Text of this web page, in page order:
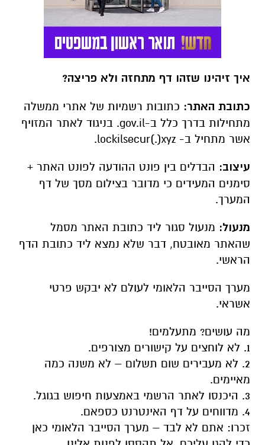
איך זיהינו שזהו דף מתחזה ולא פריצה?
כתובת האתר: כתובות רשמיות של אתרי ממשלה
מתחילות בדרך כלל ב-gov.il. בניגוד לאתר המזויף
אשר מתחיל ב- lockilsecur(.)xyz.
עיצוב: הבדלים בין פונט ההודעה לפונט האתר +
סימנים המעידים כי מדובר בצילום מסך של דף
המערך.
מנעול: מנעול סגור ליד כתובת האתר מסמל
שהאתר מאובטח, דבר שלא נמצא ליד כתובת הדף
הראשי.
מערך הסייבר הלאומי לעולם לא יבקש פרטי
אשראי.
מה עושים? מתעלמים!
1. לא לוחצים על קישורים מצורפים.
2. לא מעבירים שום תשלום – לא משנה כמה
מאיימים.
3. היכנסו לאתר הרשמי באמצעות חיפוש בגוגל.
4. מדווחים על דף האינטרנט כספאם.
זכרו: אתם לא לבד – מערך הסייבר הלאומי כאן